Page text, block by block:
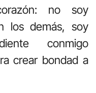
no soy
los demás, soy
conmigo
crear bondad a